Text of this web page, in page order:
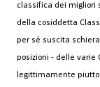
classifica dei migliori
della cosiddetta
per sé suscita
posizioni - delle varie
legittimamente